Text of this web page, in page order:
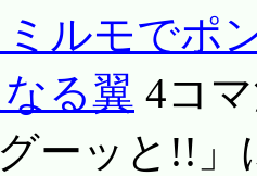
ミルモでポ
る翼 4コ
ーッと!!」